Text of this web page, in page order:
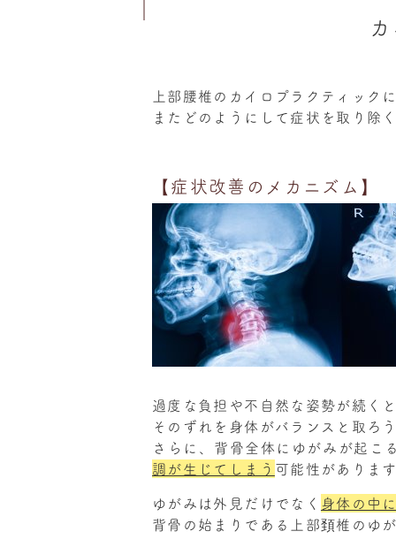
上部腰椎のカイロプラクティック
またどのようにして症状を取り除
【症状改善のメカニズム】
過度な負担や不自然な姿勢が続く
そのずれを身体がバランスと取ろ
さらに、背骨全体にゆがみが起こ
調が生じてしまう 可能性がありま
ゆがみは外見だけでなく 身体の中
背骨の始まりである上部頚椎のゆ